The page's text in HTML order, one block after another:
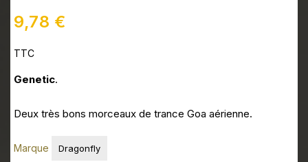
9,78 €
TTC
Genetic.
Deux très bons morceaux de trance Goa aérienne.
Marque Dragonfly